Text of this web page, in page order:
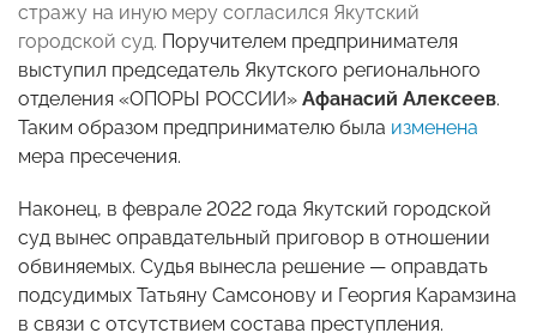
стражу на иную меру согласился Якутский
городской суд. Поручителем предпринимателя
выступил председатель Якутского регионального
отделения «ОПОРЫ РОССИИ» Афанасий Алексеев.
Таким образом предпринимателю была изменена
мера пресечения.
Наконец, в феврале 2022 года Якутский городской
суд вынес оправдательный приговор в отношении
обвиняемых. Судья вынесла решение — оправдать
подсудимых Татьяну Самсонову и Георгия Карамзина
в связи c отсутствием состава преступления.